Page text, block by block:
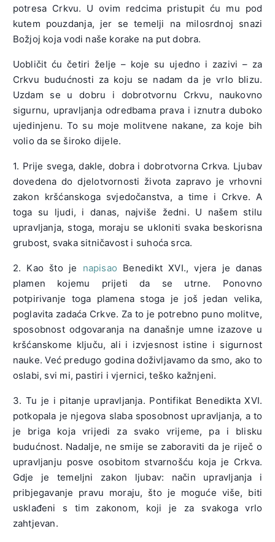
potresa Crkvu. U ovim redcima pristupit ću mu pod
kutem pouzdanja, jer se temelji na milosrdnoj snazi
Božjoj koja vodi naše korake na put dobra.
Uobličit ću četiri želje – koje su ujedno i zazivi – za
Crkvu budućnosti za koju se nadam da je vrlo blizu.
Uzdam se u dobru i dobrotvornu Crkvu, naukovno
sigurnu, upravljanja odredbama prava i iznutra duboko
ujedinjenu. To su moje molitvene nakane, za koje bih
volio da se široko dijele.
1. Prije svega, dakle, dobra i dobrotvorna Crkva. Ljubav
dovedena do djelotvornosti života zapravo je vrhovni
zakon kršćanskoga svjedočanstva, a time i Crkve. A
toga su ljudi, i danas, najviše žedni. U našem stilu
upravljanja, stoga, moraju se ukloniti svaka beskorisna
grubost, svaka sitničavost i suhoća srca.
2. Kao što je napisao Benedikt XVI., vjera je danas
plamen kojemu prijeti da se utrne. Ponovno
potpirivanje toga plamena stoga je još jedan velika,
poglavita zadaća Crkve. Za to je potrebno puno molitve,
sposobnost odgovaranja na današnje umne izazove u
kršćanskome ključu, ali i izvjesnost istine i sigurnost
nauke. Već predugo godina doživljavamo da smo, ako to
oslabi, svi mi, pastiri i vjernici, teško kažnjeni.
3. Tu je i pitanje upravljanja. Pontifikat Benedikta XVI.
potkopala je njegova slaba sposobnost upravljanja, a to
je briga koja vrijedi za svako vrijeme, pa i blisku
budućnost. Nadalje, ne smije se zaboraviti da je riječ o
upravljanju posve osobitom stvarnošću koja je Crkva.
Gdje je temeljni zakon ljubav: način upravljanja i
pribjegavanje pravu moraju, što je moguće više, biti
usklađeni s tim zakonom, koji je za svakoga vrlo
zahtjevan.